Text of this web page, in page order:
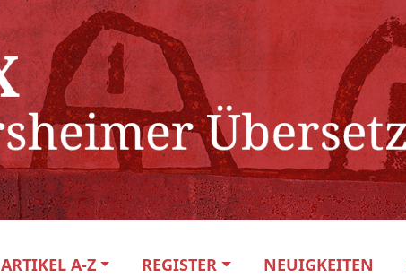
ARTIKEL A-Z REGISTER NEUIGKEITEN